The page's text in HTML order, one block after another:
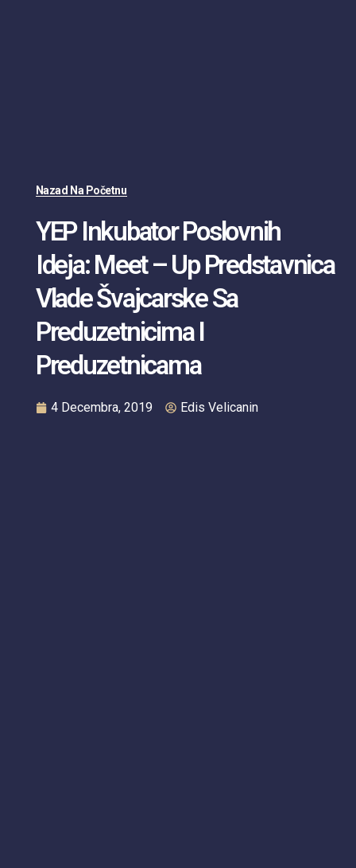
Nazad Na Početnu
YEP Inkubator Poslovnih
Ideja: Meet – Up Predstavnica
Vlade Švajcarske Sa
Preduzetnicima I
Preduzetnicama
4 Decembra, 2019 Edis Velicanin